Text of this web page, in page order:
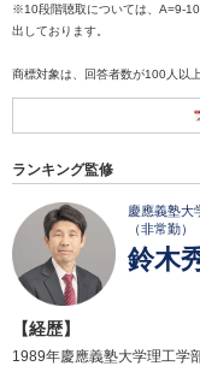
※10段階聴取については、A=9-
出しております。
商標対象は、回答者数が100人以
ランキング監修
慶應義塾大
（非常勤）
鈴木
【経歴】
1989年慶應義塾大学理工学